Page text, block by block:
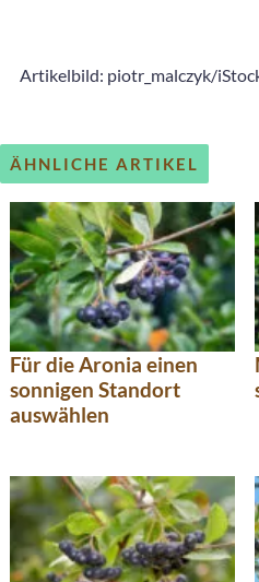
Artikelbild: piotr_malczyk/
ÄHNLICHE ARTIKEL
Für die Aronia einen
sonnigen Standort
auswählen